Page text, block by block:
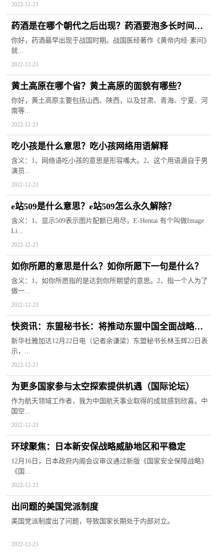
2022-12-23
药酒是在哪个朝代之后出现？药酒要泡多长时间才
能喝？
你好，药酒最早出现于战国时期。战国医经著作《黄帝内经·素问》
就...
2022-12-23
黄土高原在哪个省？黄土高原的面貌有哪些？
你好，黄土高原主要包括山西、陕西，以及甘肃、青海、宁夏、河
南等...
2022-12-23
吃小孩是什么意思？吃小孩网络用语解释
含义：1、网络语吃小孩的意思是形容嘴大。2、这个用语源自于男
演员...
2022-12-23
e站509是什么意思？e站509怎么永久解除？
含义：1、显示509表示图片配额已用尽，E-Hentai 有个叫做Image
Li...
2022-12-23
如你所愿的意思是什么？如你所愿下一句是什么？
含义：1、如你所愿指的是达到你所期望的意思。2、指一个人为了
做一...
2022-12-23
快资讯：东盟秘书长：将推动东盟中国全面战略伙
伴关系深入发展
新华社雅加达12月22日电（记者余谦梁）东盟秘书长林玉辉22日表
示，...
2022-12-23
为更多国家参与太空探索提供机遇（国际论坛）
作为航天领域工作者，我为中国航天事业取得的成就感到欣喜。中
国空...
2022-12-23
环球聚焦：日本新安保战略威胁地区和平稳定
12月16日，日本政府内阁会议审议通过新版《国家安全保障战略》
《国...
2022-12-23
出问题的美国党派制度
美国党派制度出了问题，导致国家长期处于内部对立。
2022-12-23